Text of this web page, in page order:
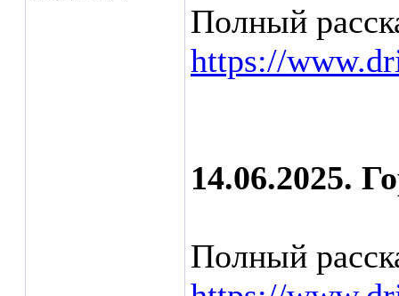
Полный
https://
14.06.2025.
Полный